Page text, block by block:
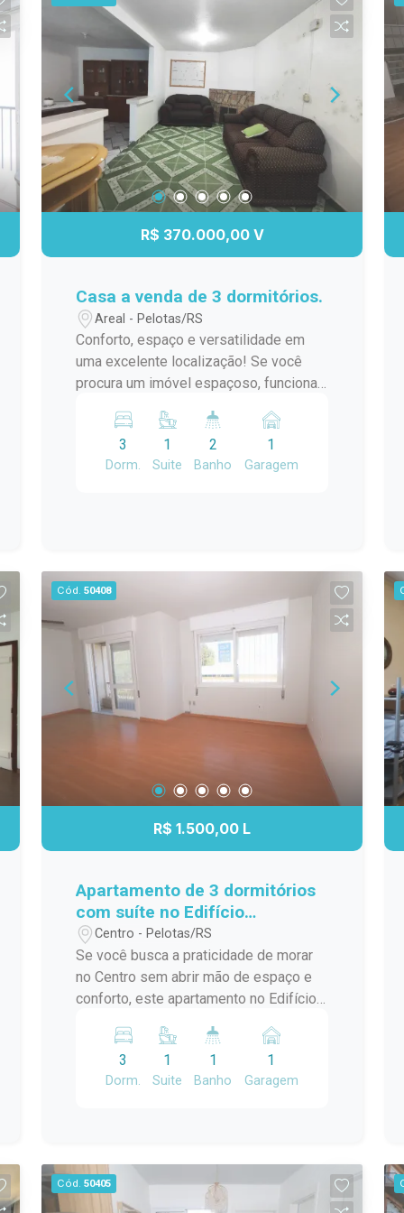
elétrica inclusas no valor do aluguel.
Possui tanque instalado, agregando
funcionalidade ao imóvel. Localização
central próxima ao Supermercado
Paraíso. Ideal para estudantes,
trabalhadores ou casais que buscam
um imóvel prático, mobiliado e com
localização estratégica no Centro de
Pelotas. Entre em contato para mais
informações e agende sua visita.
segurança e áreas comuns planejadas
para o seu bem-estar. Perfeito para
morar ou investir, em uma região
valorizada e de fácil acesso a serviços,
comércio e lazer. Localização
estratégica Design moderno e funcional
Ideal para moradia ou investimento
R$ 370.000,00 V
Casa a venda de 3 dormitórios.
Areal - Pelotas/RS
Conforto, espaço e versatilidade em
uma excelente localização! Se você
procura um imóvel espaçoso, funcional
esta é a oportunidade ideal! Com 200
m² de área construída, o imóvel conta
com: 3 dormitórios, sendo 1 suíte; Sala
Área de serviço; Duas salas adicionais,
ideais para escritório, consultório,
ateliê, depósito ou espaço de apoio. A
planta versátil permite diversas
possibilidades de uso, sendo perfeita
para famílias que valorizam ambientes
amplos, para quem deseja mais
privacidade entre os moradores ou até
com churrasqueira, ideal para reunir
especiais. Uma excelente oportunidade
para quem busca conforto, localização
privilegiada e um imóvel com múltiplas
possibilidades.
3
Dorm.
1
Suite
2
Banho
1
Garagem
Cód. 50408
R$ 1.500,00 L
Apartamento de 3 dormitórios
com suíte no Edifício
Residencial Marechal de Ferro
- Centro - Pelotas
Centro - Pelotas/RS
Se você busca a praticidade de morar
no Centro sem abrir mão de espaço e
conforto, este apartamento no Edifício
excelente opção. Com ambientes
amplos, bem distribuídos e funcionais,
o imóvel oferece uma rotina mais
tradicional Avenida Marechal Floriano,
quase em frente ao Pop Center e
3
Dorm.
1
Suite
1
Banho
1
Garagem
Cód. 50405